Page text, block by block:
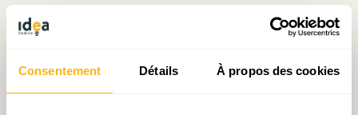
Consentement Détails À propos des cookies
statistiques dans les chiffres provinciaux pour
soulager l’exagération passée. En 2015, le NBS a
déclaré un PIB national de 10,4 billions de dollars,
soit environ 7% de moins que la somme des chiffres